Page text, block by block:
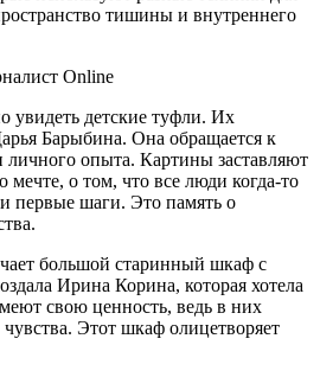
тишины и внутреннего
Online
увидеть детские туфли. Их
Барыбина. Она обращается к
опыта. Картины заставляют
мечте, о том, что все люди когда-то
первые шаги. Это память о
большой старинный шкаф с
Ирина Корина, которая хотела
свою ценность, ведь в них
Этот шкаф олицетворяет